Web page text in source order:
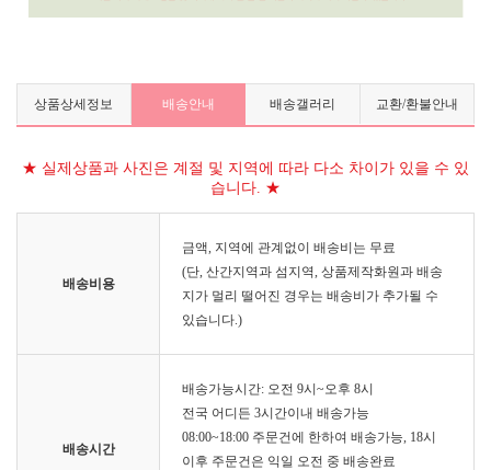
상품상세정보 배송안내 배송갤러리 교환/환불안내
★ 실제상품과 사진은 계절 및 지역에 따라 다소 차이가 있을 수 있
습니다. ★
배송비용
금액, 지역에 관계없이 배송비는 무료
(단, 산간지역과 섬지역, 상품제작화원과 배송
지가 멀리 떨어진 경우는 배송비가 추가될 수
있습니다.)
배송시간
배송가능시간: 오전 9시~오후 8시
전국 어디든 3시간이내 배송가능
08:00~18:00 주문건에 한하여 배송가능, 18시
이후 주문건은 익일 오전 중 배송완료